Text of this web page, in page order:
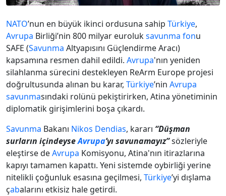
NATO’nun en büyük ikinci ordusuna sahip Türkiye,
Avrupa Birliği’nin 800 milyar euroluksavunma fonu
SAFE (Savunma Altyapısını Güçlendirme Aracı)
kapsamına resmen dahil edildi. Avrupa'nın yeniden
silahlanma sürecini destekleyen ReArm Europe projesi
doğrultusunda alınan bu karar, Türkiye’nin Avrupa
savunmasındaki rolünü pekiştirirken, Atina yönetiminin
diplomatik girişimlerini boşa çıkardı.
Savunma Bakanı Nikos Dendias, kararı “Düşman
surların içindeyseAvrupa’yı savunamayız”sözleriyle
eleştirse deAvrupa Komisyonu, Atina'nın itirazlarına
kapıyı tamamen kapattı. Yeni sistemde oybirliği yerine
nitelikli çoğunluk esasına geçilmesi, Türkiye’yi dışlama
çabalarını etkisiz hale getirdi.